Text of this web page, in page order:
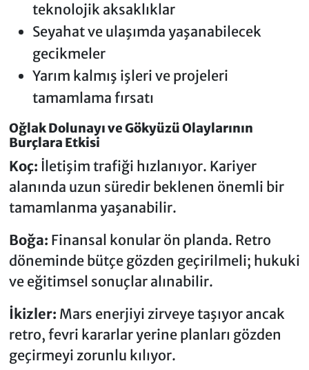
teknolojik aksaklıklar
Seyahat ve ulaşımda yaşanabilecek
gecikmeler
Yarım kalmış işleri ve projeleri
tamamlama fırsatı
Oğlak Dolunayı ve Gökyüzü Olaylarının
Burçlara Etkisi
Koç: İletişim trafiği hızlanıyor. Kariyer
alanında uzun süredir beklenen önemli bir
tamamlanma yaşanabilir.
Boğa: Finansal konular ön planda. Retro
döneminde bütçe gözden geçirilmeli; hukuki
ve eğitimsel sonuçlar alınabilir.
İkizler: Mars enerjiyi zirveye taşıyor ancak
retro, fevri kararlar yerine planları gözden
geçirmeyi zorunlu kılıyor.